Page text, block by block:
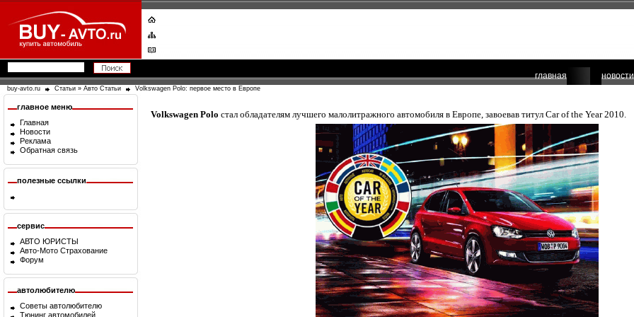
главная новости
buy-avto.ru Статьи » Авто Статьи Volkswagen Polo: первое место в Европе
главное меню
Главная
Новости
Реклама
Обратная связь
полезные ссылки
сервис
АВТО ЮРИСТЫ
Авто-Мото Страхование
Форум
автолюбителю
Советы автолюбителю
Тюнинг автомобилей
Volkswagen Polo стал обладателям лучшего малолитражного автомобиля в Европе, завоевав титул Car of the Year 2010.